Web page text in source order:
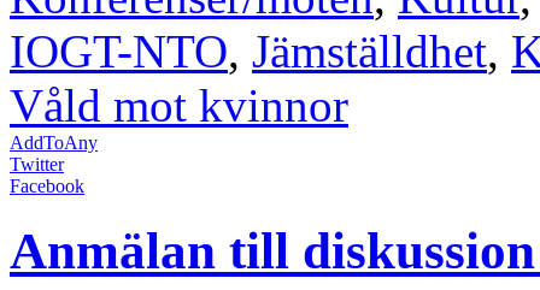
IOGT-NTO, Jämställdhet,
Våld mot kvinnor
AddToAny
Twitter
Facebook
Anmälan till